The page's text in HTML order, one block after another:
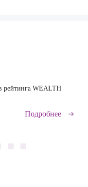
рейтинга WEALTH
Подробнее